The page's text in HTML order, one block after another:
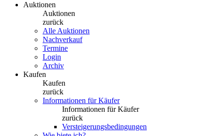
Auktionen
Auktionen
zurück
Alle Auktionen
Nachverkauf
Termine
Login
Archiv
Kaufen
Kaufen
zurück
Informationen für Käufer
Informationen für Käufer
zurück
Versteigerungsbedingungen